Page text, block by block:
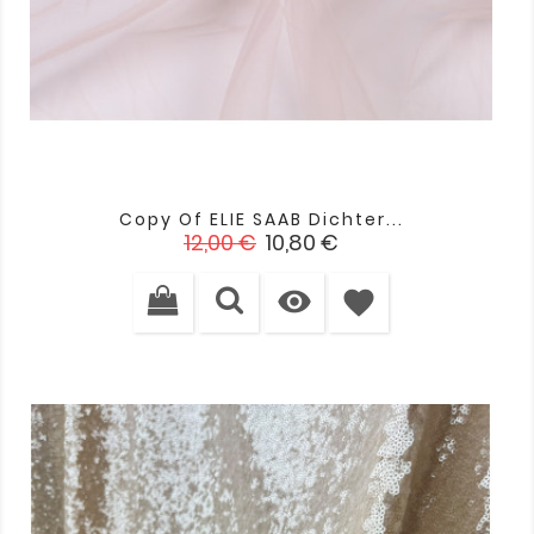
Copy Of ELIE SAAB Dichter...
Verkaufspreis
12,00 € Preis
10,80 €
 favorite